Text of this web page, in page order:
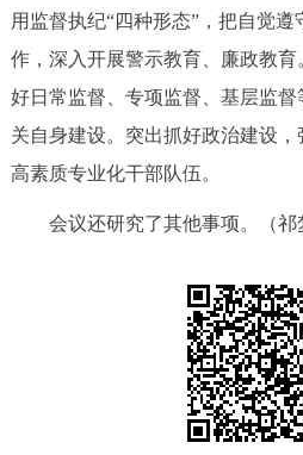
用监督执纪“四种形态”，把自觉
作，深入开展警示教育、廉政教育
好日常监督、专项监督、基层监
关自身建设。突出抓好政治建设
高素质专业化干部队伍。
会议还研究了其他事项。（祁